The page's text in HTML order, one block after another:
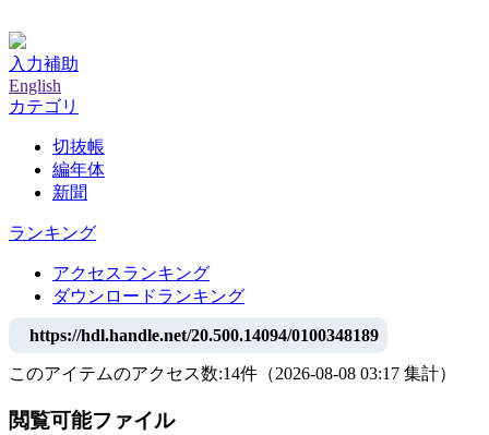
入力補助
English
カテゴリ
切抜帳
編年体
新聞
ランキング
アクセスランキング
ダウンロードランキング
https://hdl.handle.net/20.500.14094/0100348189
このアイテムのアクセス数:14件 （2026-08-08 03:17 集計）
閲覧可能ファイル